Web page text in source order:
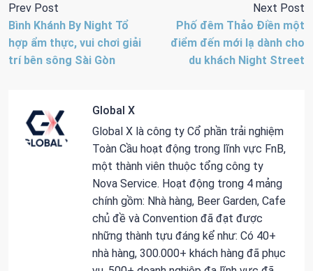
Prev Post
Bình Khánh By Night Tổ
hợp ẩm thực, vui chơi giải
trí bên sông Sài Gòn
Next Post
Phố đêm Thảo Điền một
điểm đến mới lạ dành cho
du khách Night Street
Global X
Global X là công ty Cổ phần trải nghiệm
Toàn Cầu hoạt động trong lĩnh vực FnB,
một thành viên thuộc tổng công ty
Nova Service. Hoạt động trong 4 mảng
chính gồm: Nhà hàng, Beer Garden, Cafe
chủ đề và Convention đã đạt được
những thành tựu đáng kể như: Có 40+
nhà hàng, 300.000+ khách hàng đã phục